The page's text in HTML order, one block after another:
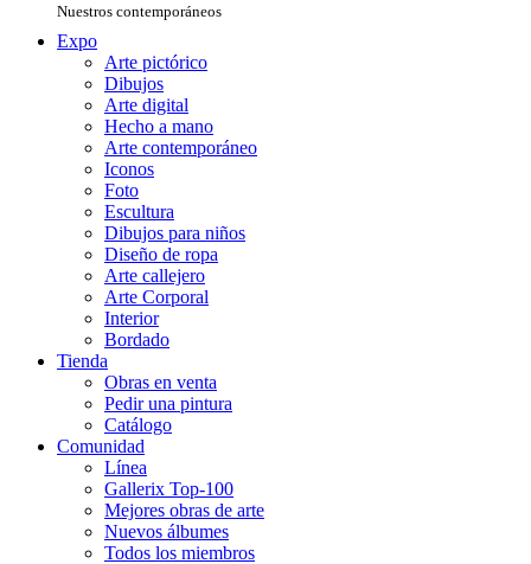
Nuestros contemporáneos
Expo
Arte pictórico
Dibujos
Arte digital
Hecho a mano
Arte contemporáneo
Iconos
Foto
Escultura
Dibujos para niños
Diseño de ropa
Arte callejero
Arte Corporal
Interior
Bordado
Tienda
Obras en venta
Pedir una pintura
Catálogo
Comunidad
Línea
Gallerix Top-100
Mejores obras de arte
Nuevos álbumes
Todos los miembros